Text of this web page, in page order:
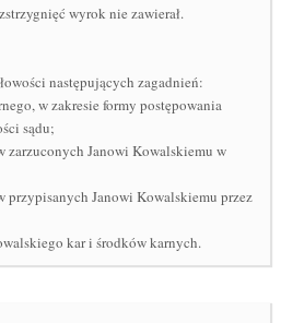
wyrok nie zawierał.
następujących zagadnień:
w zakresie formy postępowania
sądu;
Janowi Kowalskiemu w
Janowi Kowalskiemu przez
kar i środków karnych.